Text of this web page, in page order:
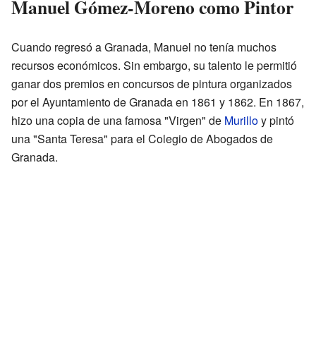
Manuel Gómez-Moreno como Pintor
Cuando regresó a Granada, Manuel no tenía muchos
recursos económicos. Sin embargo, su talento le permitió
ganar dos premios en concursos de pintura organizados
por el Ayuntamiento de Granada en 1861 y 1862. En 1867,
hizo una copia de una famosa "Virgen" de Murilloy pintó
una "Santa Teresa" para el Colegio de Abogados de
Granada.